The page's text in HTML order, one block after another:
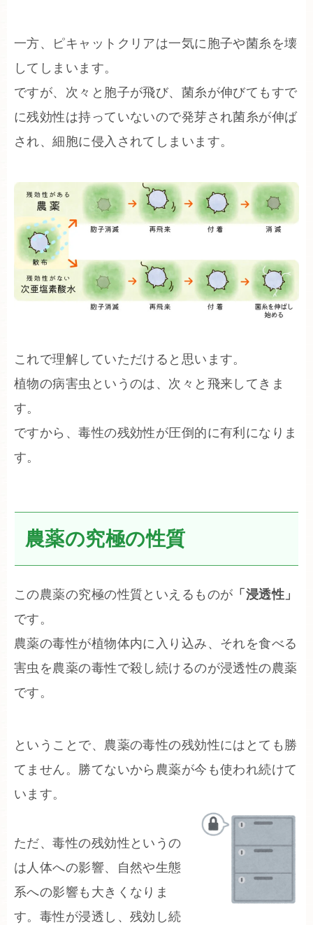
一方、ピキャットクリアは一気に胞子や菌糸を壊
してしまいます。
ですが、次々と胞子が飛び、菌糸が伸びてもすで
に残効性は持っていないので発芽され菌糸が伸ば
され、細胞に侵入されてしまいます。
これで理解していただけると思います。
植物の病害虫というのは、次々と飛来してきま
す。
ですから、毒性の残効性が圧倒的に有利になりま
す。
農薬の究極の性質
この農薬の究極の性質といえるものが 「浸透性」
です。
農薬の毒性が植物体内に入り込み、それを食べる
害虫を農薬の毒性で殺し続けるのが浸透性の農薬
です。
ということで、農薬の毒性の残効性にはとても勝
てません。勝てないから農薬が今も使われ続けて
います。
ただ、毒性の残効性というの
は人体への影響、自然や生態
系への影響も大きくなりま
す。毒性が浸透し、残効し続